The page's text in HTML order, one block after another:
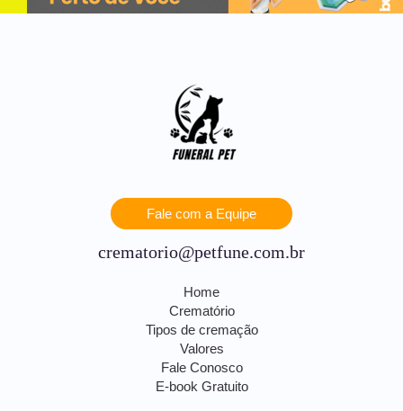
Fale com a Equipe
crematorio@petfune.com.br
Home
Crematório
Tipos de cremação
Valores
Fale Conosco
E-book Gratuito